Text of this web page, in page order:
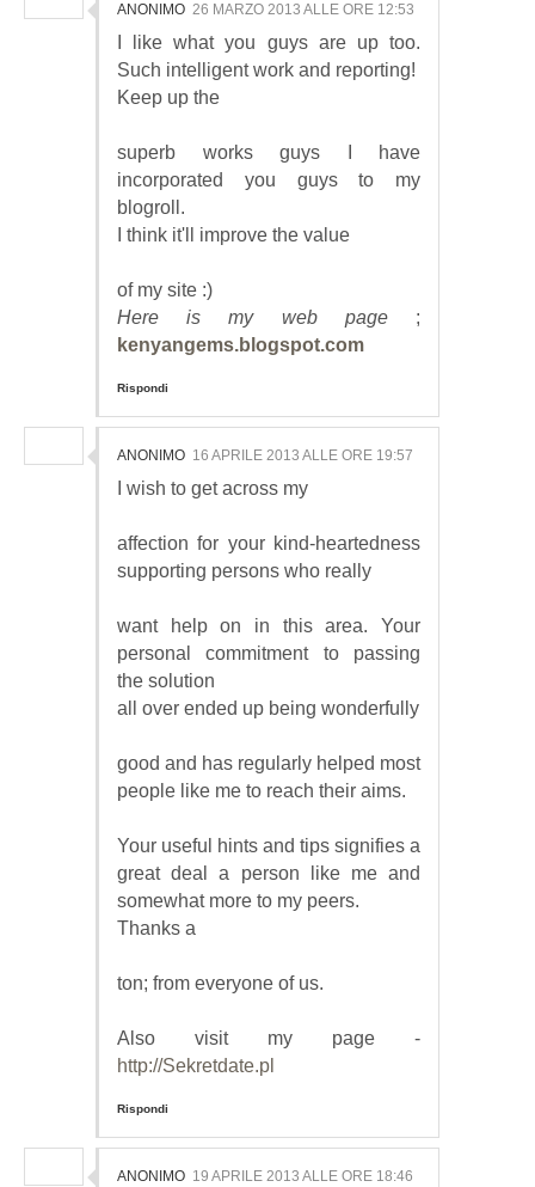
ANONIMO 26 MARZO 2013 ALLE ORE 12:53
I like what you guys are up too.
Such intelligent work and reporting!
Keep up the
superb works guys I have
incorporated you guys to my
blogroll.
I think it'll improve the value
of my site :)
Here is my web page;
kenyangems.blogspot.com
Rispondi
ANONIMO 16 APRILE 2013 ALLE ORE 19:57
I wish to get across my
affection for your kind-heartedness
supporting persons who really
want help on in this area. Your
personal commitment to passing
the solution
all over ended up being wonderfully
good and has regularly helped most
people like me to reach their aims.
Your useful hints and tips signifies a
great deal a person like me and
somewhat more to my peers.
Thanks a
ton; from everyone of us.
Also visit my page -
http://Sekretdate.pl
Rispondi
ANONIMO 19 APRILE 2013 ALLE ORE 18:46